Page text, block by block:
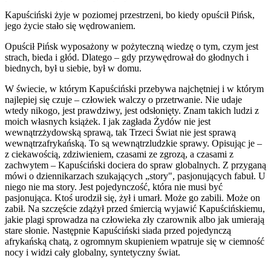
Kapuściński żyje w poziomej przestrzeni, bo kiedy opuścił Pińsk,
jego życie stało się wędrowaniem.
Opuścił Pińsk wyposażony w pożyteczną wiedzę o tym, czym jest
strach, bieda i głód. Dlatego – gdy przywędrował do głodnych i
biednych, był u siebie, był w domu.
W świecie, w którym Kapuściński przebywa najchętniej i w którym
najlepiej się czuje – człowiek walczy o przetrwanie. Nie udaje
wtedy nikogo, jest prawdziwy, jest odsłonięty. Znam takich ludzi z
moich własnych książek. I jak zagłada Żydów nie jest
wewnątrzżydowską sprawą, tak Trzeci Świat nie jest sprawą
wewnątrzafrykańską. To są wewnątrzludzkie sprawy. Opisując je –
z ciekawością, zdziwieniem, czasami ze zgrozą, a czasami z
zachwytem – Kapuściński dociera do spraw globalnych. Z przyganą
mówi o dziennikarzach szukających „story", pasjonujących fabuł. U
niego nie ma story. Jest pojedynczość, która nie musi być
pasjonująca. Ktoś urodził się, żył i umarł. Może go zabili. Może on
zabił. Na szczęście zdążył przed śmiercią wyjawić Kapuścińskiemu,
jakie plagi sprowadza na człowieka zły czarownik albo jak umierają
stare słonie. Następnie Kapuściński siada przed pojedynczą
afrykańską chatą, z ogromnym skupieniem wpatruje się w ciemność
nocy i widzi cały globalny, syntetyczny świat.